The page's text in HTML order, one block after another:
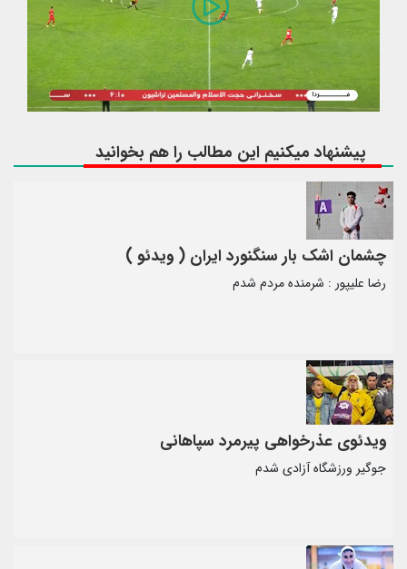
پیشنهاد میکنیم این مطالب را هم بخوانید
چشمان اشک بار سنگنورد ایران ( ویدئو )
رضا علیپور : شرمنده مردم شدم
ویدئوی عذرخواهی پیرمرد سپاهانی
جوگیر ورزشگاه آزادی شدم